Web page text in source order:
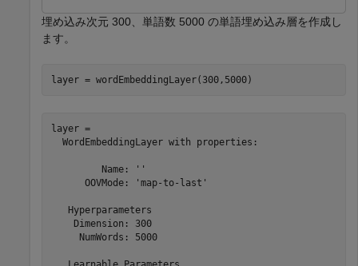
埋め込み次元 300、単語数 5000 の単語埋め込み層を作成し
ます。
layer = wordEmbeddingLayer(300,5000)
layer =
  WordEmbeddingLayer with properties:
         Name: ''
      OOVMode: 'map-to-last'
   Hyperparameters
    Dimension: 300
     NumWords: 5000